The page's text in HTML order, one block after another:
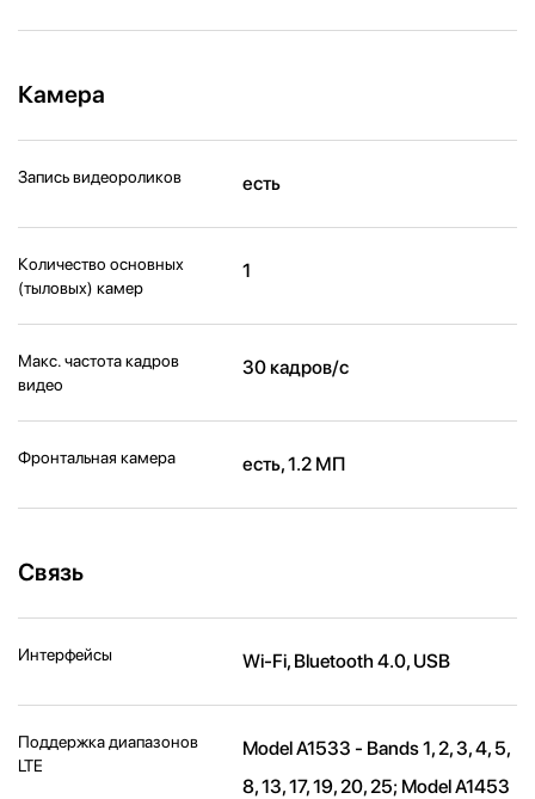
Камера
Запись видеороликов есть
Количество основных
(тыловых) камер
1
Макс. частота кадров
видео
30 кадров/с
Фронтальная камера есть, 1.2 МП
Связь
Интерфейсы Wi-Fi, Bluetooth 4.0, USB
Поддержка диапазонов
LTE
Model A1533 - Bands 1, 2, 3, 4, 5,
8, 13, 17, 19, 20, 25; Model A1453